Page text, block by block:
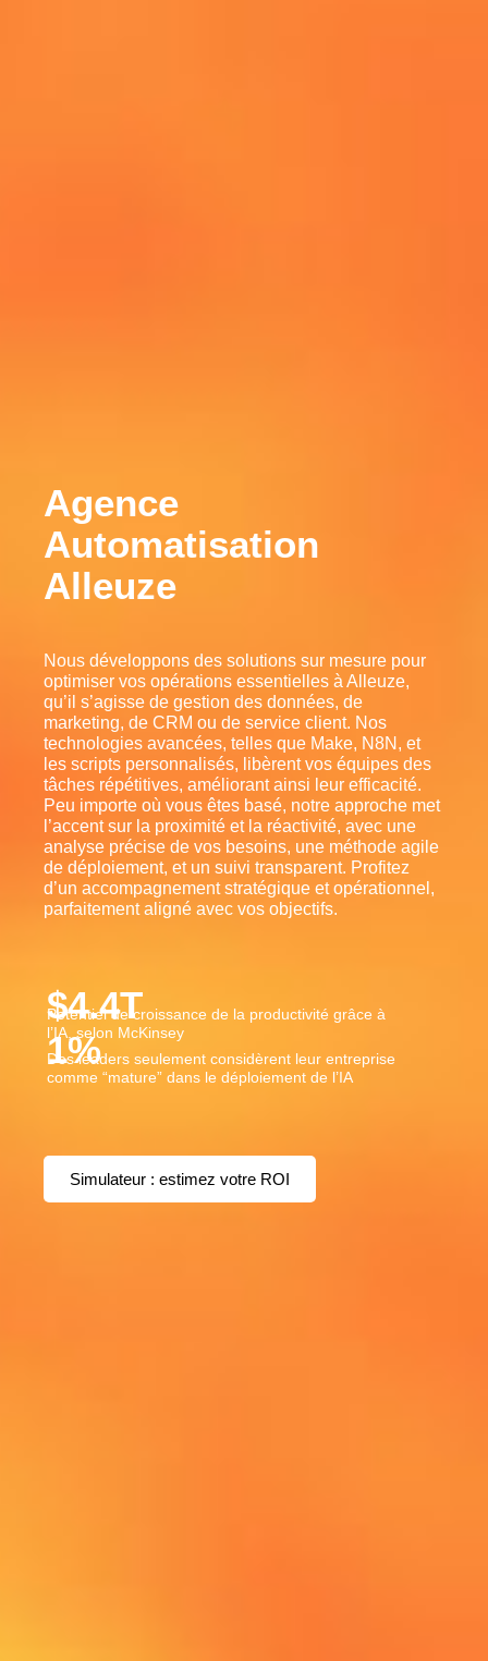
Agence
Automatisation
Alleuze
Nous développons des solutions sur mesure pour
optimiser vos opérations essentielles à Alleuze,
qu’il s’agisse de gestion des données, de
marketing, de CRM ou de service client. Nos
technologies avancées, telles que Make, N8N, et
les scripts personnalisés, libèrent vos équipes des
tâches répétitives, améliorant ainsi leur efficacité.
Peu importe où vous êtes basé, notre approche met
l’accent sur la proximité et la réactivité, avec une
analyse précise de vos besoins, une méthode agile
de déploiement, et un suivi transparent. Profitez
d’un accompagnement stratégique et opérationnel,
parfaitement aligné avec vos objectifs.
Potentiel de croissance de la productivité grâce à
l’IA, selon McKinsey
$4.4T
Des leaders seulement considèrent leur entreprise
comme “mature” dans le déploiement de l’IA
1%
Simulateur : estimez votre ROI